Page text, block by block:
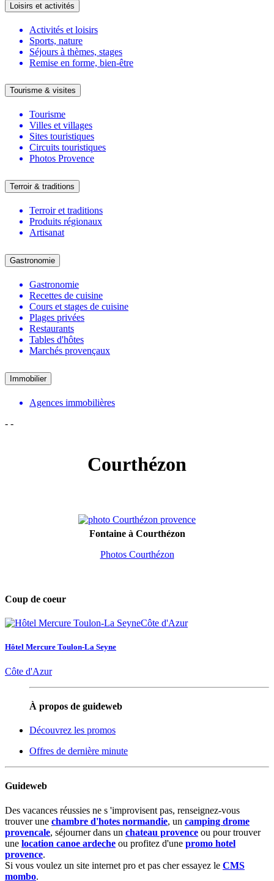
Loisirs et activités
Activités et loisirs
Sports, nature
Séjours à thèmes, stages
Remise en forme, bien-être
Tourisme & visites
Tourisme
Villes et villages
Sites touristiques
Circuits touristiques
Photos Provence
Terroir & traditions
Terroir et traditions
Produits régionaux
Artisanat
Gastronomie
Gastronomie
Recettes de cuisine
Cours et stages de cuisine
Plages privées
Restaurants
Tables d'hôtes
Marchés provençaux
Immobilier
Agences immobilières
- -
Courthézon
Fontaine à Courthézon
Photos Courthézon
Coup de coeur
Hôtel Mercure Toulon-La Seyne
Côte d'Azur
À propos de guideweb
Découvrez les promos
Offres de dernière minute
Guideweb
Des vacances réussies ne s 'improvisent pas, renseignez-vous
trouver une chambre d'hotes normandie, un camping drome
provencale, séjourner dans un chateau provence ou pour trouver
une location canoe ardeche ou profitez d'une promo hotel
provence.
Si vous voulez un site internet pro et pas cher essayez le CMS
mombo.